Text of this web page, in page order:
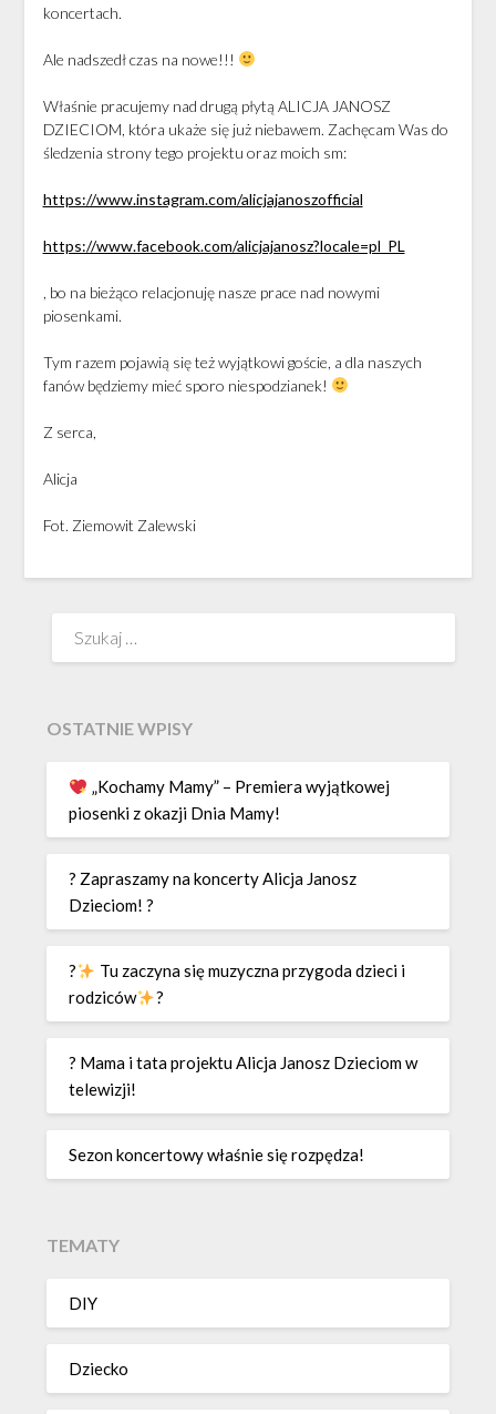
koncertach.
Ale nadszedł czas na nowe!!!
Właśnie pracujemy nad drugą płytą ALICJA JANOSZ
DZIECIOM, która ukaże się już niebawem. Zachęcam Was do
śledzenia strony tego projektu oraz moich sm:
https://www.instagram.com/alicjajanoszofficial
https://www.facebook.com/alicjajanosz?locale=pl_PL
, bo na bieżąco relacjonuję nasze prace nad nowymi
piosenkami.
Tym razem pojawią się też wyjątkowi goście, a dla naszych
fanów będziemy mieć sporo niespodzianek!
Z serca,
Alicja
Fot. Ziemowit Zalewski
OSTATNIE WPISY
„Kochamy Mamy” – Premiera wyjątkowej
piosenki z okazji Dnia Mamy!
? Zapraszamy na koncerty Alicja Janosz
Dzieciom! ?
?
Tu zaczyna się muzyczna przygoda dzieci i
rodziców
?
? Mama i tata projektu Alicja Janosz Dzieciom w
telewizji!
Sezon koncertowy właśnie się rozpędza!
TEMATY
DIY
Dziecko